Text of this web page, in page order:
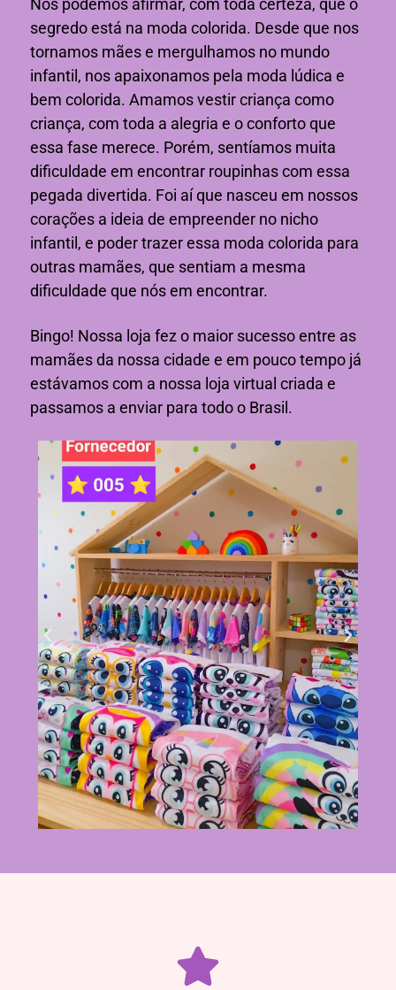
Nós podemos afirmar, com toda certeza, que o
segredo está na moda colorida. Desde que nos
tornamos mães e mergulhamos no mundo
infantil, nos apaixonamos pela moda lúdica e
bem colorida. Amamos vestir criança como
criança, com toda a alegria e o conforto que
essa fase merece. Porém, sentíamos muita
dificuldade em encontrar roupinhas com essa
pegada divertida. Foi aí que nasceu em nossos
corações a ideia de empreender no nicho
infantil, e poder trazer essa moda colorida para
outras mamães, que sentiam a mesma
dificuldade que nós em encontrar.
Bingo! Nossa loja fez o maior sucesso entre as
mamães da nossa cidade e em pouco tempo já
estávamos com a nossa loja virtual criada e
passamos a enviar para todo o Brasil.